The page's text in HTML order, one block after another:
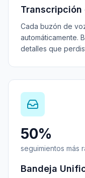
Transcripción
Cada buzón de
automáticamente.
detalles que
50%
seguimientos más
Bandeja